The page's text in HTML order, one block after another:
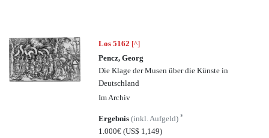
Los 5162 [^]
Pencz, Georg
Die Klage der Musen über die Künste in
Deutschland
Im Archiv
Ergebnis(inkl. Aufgeld)*
1.000€(US$ 1,149)